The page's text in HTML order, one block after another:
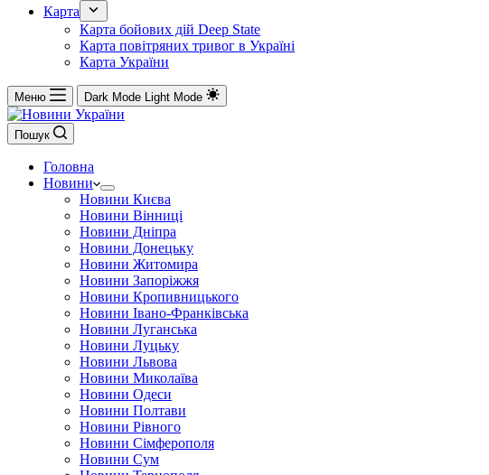
Карта
Карта бойових дій Deep State
Карта повітряних тривог в Україні
Карта України
Меню Dark Mode Light Mode
Пошук
Головна
Новини
Новини Києва
Новини Вінниці
Новини Дніпра
Новини Донецьку
Новини Житомира
Новини Запоріжжя
Новини Кропивницького
Новини Івано-Франківська
Новини Луганська
Новини Луцьку
Новини Львова
Новини Миколаїва
Новини Одеси
Новини Полтави
Новини Рівного
Новини Сімферополя
Новини Сум